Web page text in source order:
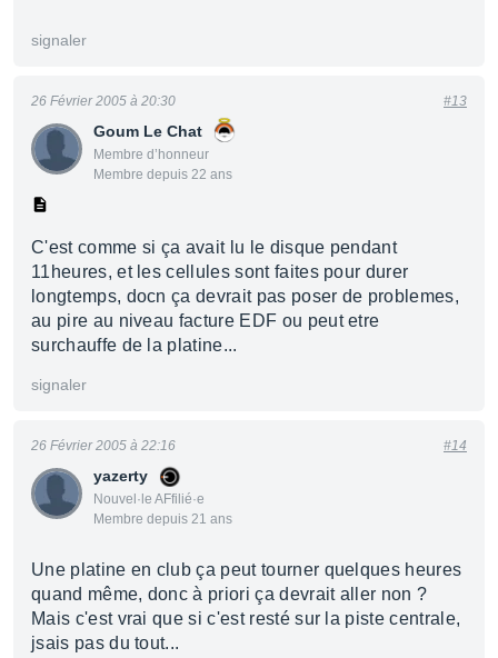
signaler
Goum Le Chat
Membre d’honneur
Membre depuis 22 ans
26 Février 2005 à 20:30 #13
C'est comme si ça avait lu le disque pendant
11heures, et les cellules sont faites pour durer
longtemps, docn ça devrait pas poser de problemes,
au pire au niveau facture EDF ou peut etre
surchauffe de la platine...
signaler
yazerty
Nouvel·le AFfilié·e
Membre depuis 21 ans
26 Février 2005 à 22:16 #14
Une platine en club ça peut tourner quelques heures
quand même, donc à priori ça devrait aller non ?
Mais c'est vrai que si c'est resté sur la piste centrale,
jsais pas du tout...